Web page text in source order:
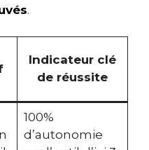
.
Indicateur clé
de réussite
100%
d’autonomie